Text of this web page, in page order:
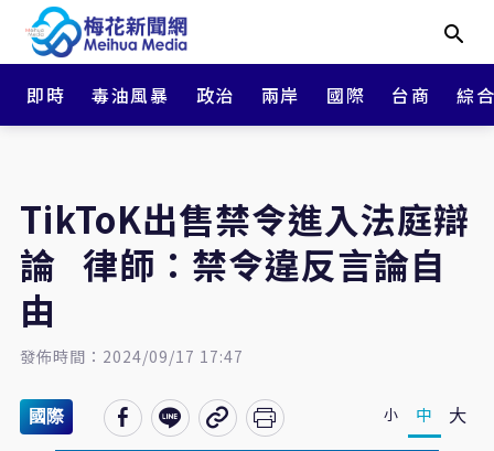
即時 毒油風暴 政治 兩岸 國際 台商 綜
TikToK出售禁令進入法庭辯
論 律師：禁令違反言論自
由
發佈時間：2024/09/17 17:47
國際 小 中 大